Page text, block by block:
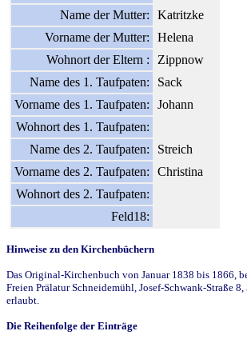
Name der Mutter:
Katritzke
Vorname der Mutter:
Helena
Wohnort der Eltern :
Zippnow
Name des 1. Taufpaten:
Sack
Vorname des 1. Taufpaten:
Johann
Wohnort des 1. Taufpaten:
Name des 2. Taufpaten:
Streich
Vorname des 2. Taufpaten:
Christina
Wohnort des 2. Taufpaten:
Feld18:
Hinweise zu den Kirchenbüchern
Das Original-Kirchenbuch von Januar 1838 bis 1866,
Freien Prälatur Schneidemühl, Josef-Schwank-Straße
erlaubt.
Die Reihenfolge der Einträge